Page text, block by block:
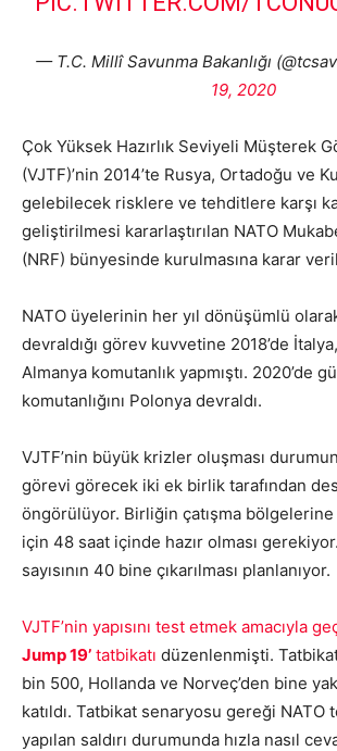
— T.C. Millî Savunma Bakanlığı
19, 2020
Çok Yüksek Hazırlık Seviyeli Müşterek
(VJTF)’nin 2014’te Rusya, Ortadoğu ve
gelebilecek risklere ve tehditlere karşı
geliştirilmesi kararlaştırılan NATO
(NRF) bünyesinde kurulmasına karar
NATO üyelerinin her yıl dönüşümlü
devraldığı görev kuvvetine 2018’de
Almanya komutanlık yapmıştı. 2020’de
komutanlığını Polonya devraldı.
VJTF’nin büyük krizler oluşması
görevi görecek iki ek birlik tarafından
öngörülüyor. Birliğin çatışma
için 48 saat içinde hazır olması
sayısının 40 bine çıkarılması planlanıyor.
VJTF’nin yapısını test etmek amacıyla
Jump 19’ tatbikatı düzenlenmişti.
bin 500, Hollanda ve Norveç’den bine
katıldı. Tatbikat senaryosu gereği NATO
yapılan saldırı durumunda hızla nasıl